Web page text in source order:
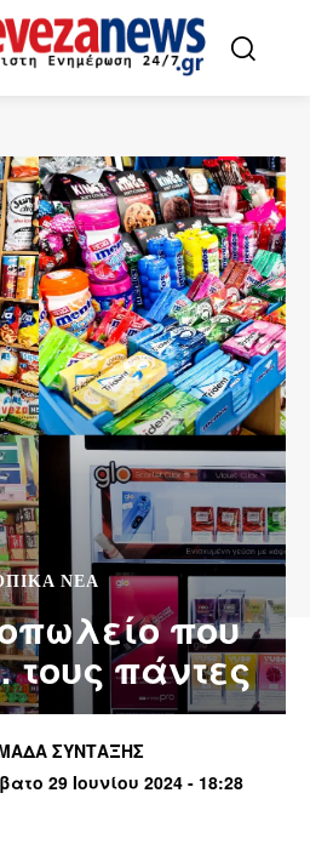
ΝΈΑ
που
τους πάντες
ΣΥΝΤΑΞΗΣ
29 Ιουνίου 2024 - 18:28